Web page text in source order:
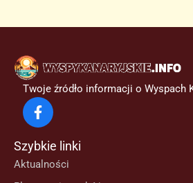
Twoje źródło informacji o Wyspach
Szybkie linki
Aktualności